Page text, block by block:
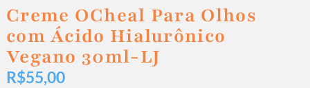
Creme OCheal Para Olhos
com Ácido Hialurônico
Vegano 30ml-LJ
R$55,00